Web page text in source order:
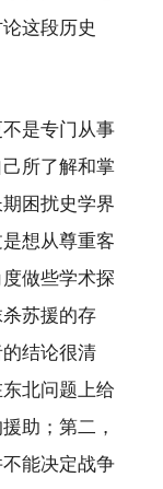
这段历史
是专门从事
所了解和掌
困扰史学界
想从尊重客
做些学术探
苏援的存
结论很清
北问题上给
助；第二，
能决定战争